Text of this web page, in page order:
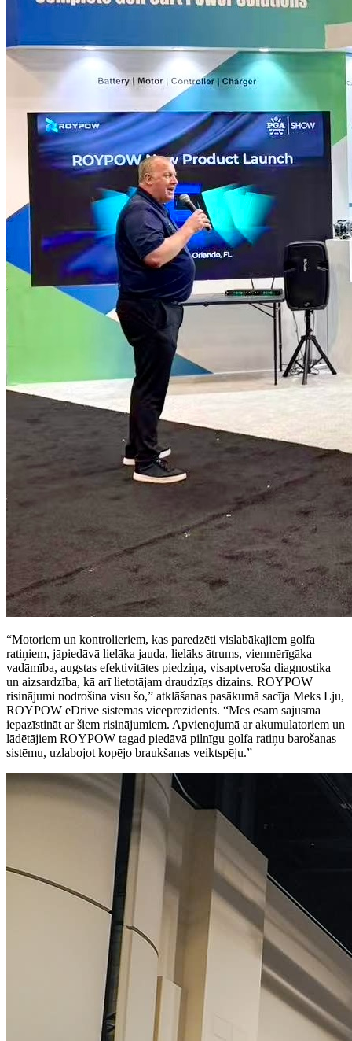
“Motoriem un kontrolieriem, kas paredzēti vislabākajiem golfa
ratiņiem, jāpiedāvā lielāka jauda, ​​lielāks ātrums, vienmērīgāka
vadāmība, augstas efektivitātes piedziņa, visaptveroša diagnostika
un aizsardzība, kā arī lietotājam draudzīgs dizains. ROYPOW
risinājumi nodrošina visu šo,” atklāšanas pasākumā sacīja Meks Lju,
ROYPOW eDrive sistēmas viceprezidents. “Mēs esam sajūsmā
iepazīstināt ar šiem risinājumiem. Apvienojumā ar akumulatoriem un
lādētājiem ROYPOW tagad piedāvā pilnīgu golfa ratiņu barošanas
sistēmu, uzlabojot kopējo braukšanas veiktspēju.”